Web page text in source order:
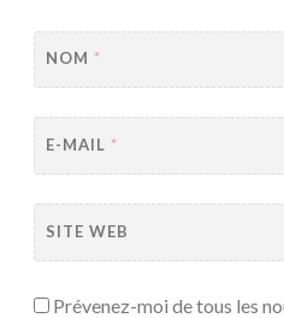
NOM *
E-MAIL *
SITE WEB
Prévenez-moi de tous les